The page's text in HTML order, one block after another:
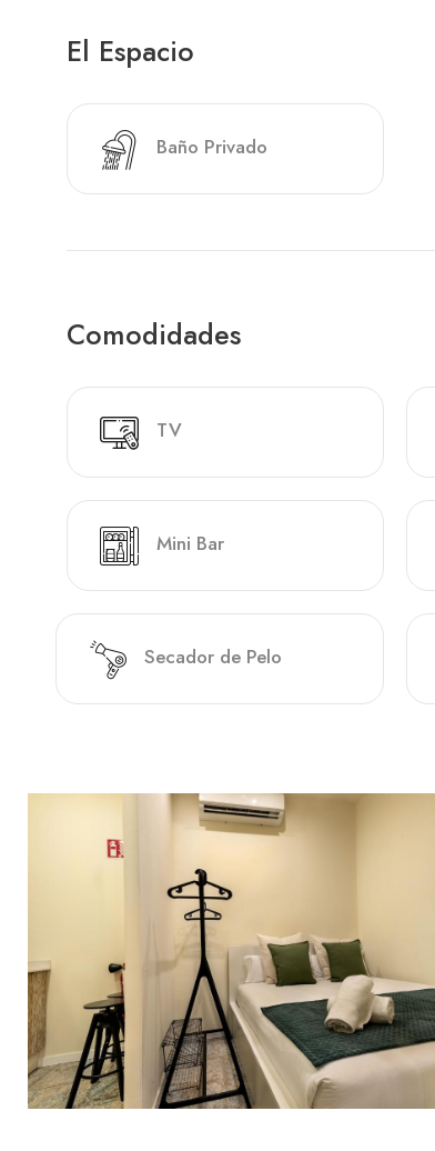
El Espacio
Baño Privado
Comodidades
TV
Mini Bar
Secador de Pelo